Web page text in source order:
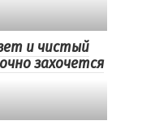
и чистый
захочется